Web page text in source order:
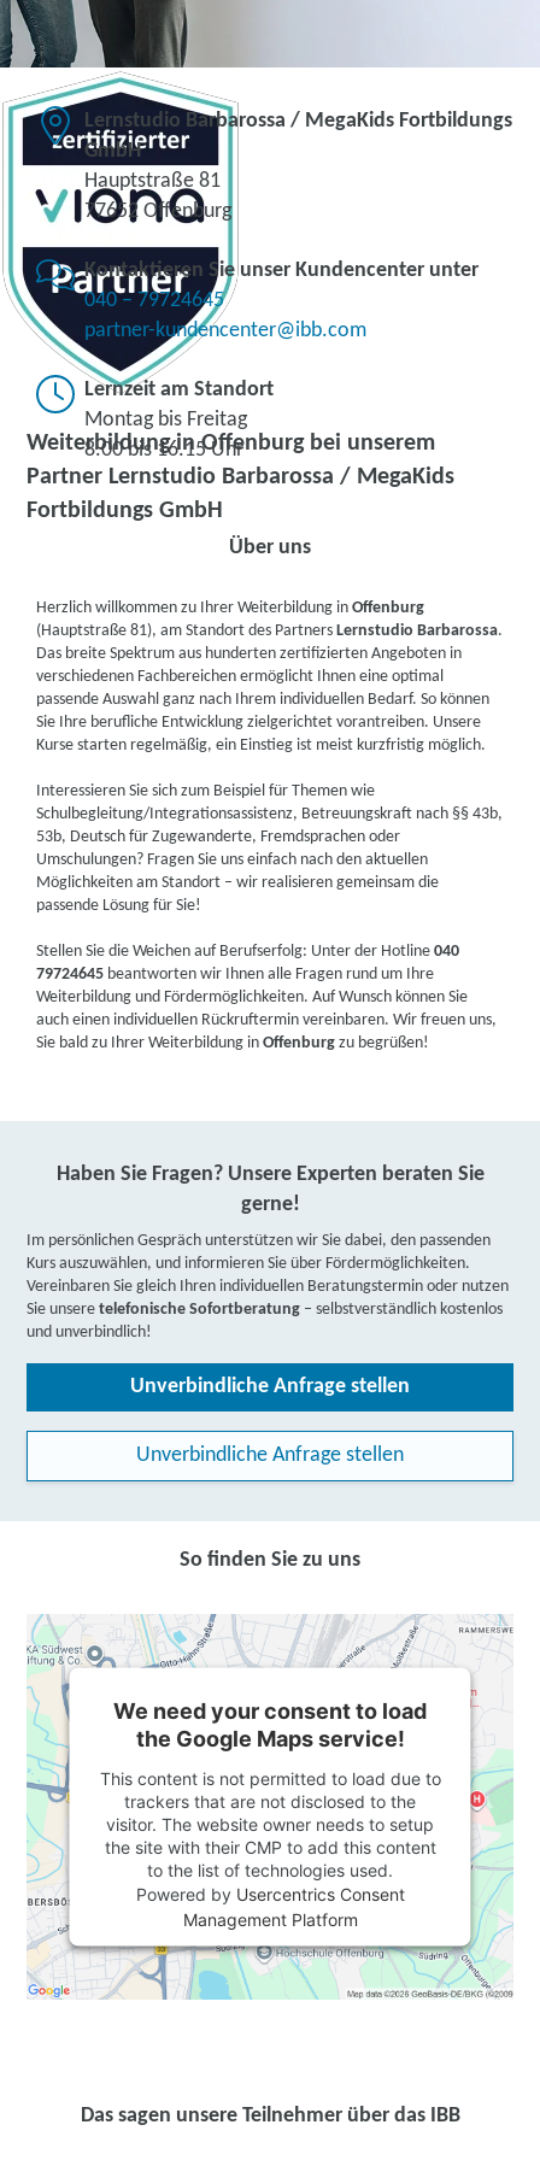
Weiterbildung in Offenburg bei unserem
Partner Lernstudio Barbarossa / MegaKids
Fortbildungs GmbH
Lernstudio Barbarossa / MegaKids Fortbildungs
GmbH
Hauptstraße 81
77652 Offenburg
Kontaktieren Sie unser Kundencenter unter
040 – 79724645
partner-kundencenter@ibb.com
Lernzeit am Standort
Montag bis Freitag
8.00 bis 16.15 Uhr
Über uns
Herzlich willkommen zu Ihrer Weiterbildung inOffenburg
(Hauptstraße 81), am Standort des PartnersLernstudio Barbarossa.
Das breite Spektrum aus hunderten zertifizierten Angeboten in
verschiedenen Fachbereichen ermöglicht Ihnen eine optimal
passende Auswahl ganz nach Ihrem individuellen Bedarf. So können
Sie Ihre berufliche Entwicklung zielgerichtet vorantreiben. Unsere
Kurse starten regelmäßig, ein Einstieg ist meist kurzfristig möglich.
Interessieren Sie sich zum Beispiel für Themen wie
Schulbegleitung/Integrationsassistenz, Betreuungskraft nach §§ 43b,
53b, Deutsch für Zugewanderte, Fremdsprachen oder
Umschulungen? Fragen Sie uns einfach nach den aktuellen
Möglichkeiten am Standort – wir realisieren gemeinsam die
passende Lösung für Sie!
Stellen Sie die Weichen auf Berufserfolg: Unter der Hotline040
79724645 beantworten wir Ihnen alle Fragen rund um Ihre
Weiterbildung und Fördermöglichkeiten. Auf Wunsch können Sie
auch einen individuellen Rückruftermin vereinbaren. Wir freuen uns,
Sie bald zu Ihrer Weiterbildung inOffenburg zu begrüßen!
Haben Sie Fragen? Unsere Experten beraten Sie
gerne!
Im persönlichen Gespräch unterstützen wir Sie dabei, den passenden
Kurs auszuwählen, und informieren Sie über Fördermöglichkeiten.
Vereinbaren Sie gleich Ihren individuellen Beratungstermin oder nutzen
Sie unseretelefonische Sofortberatung – selbstverständlich kostenlos
und unverbindlich!
Unverbindliche Anfrage stellen
Unverbindliche Anfrage stellen
So finden Sie zu uns
We need your consent to load
the Google Maps service!
This content is not permitted to load due to
trackers that are not disclosed to the
visitor. The website owner needs to setup
the site with their CMP to add this content
to the list of technologies used.
Powered by Usercentrics Consent
Management Platform
Das sagen unsere Teilnehmer über das IBB